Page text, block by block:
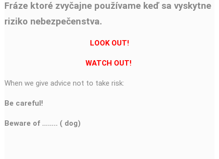
Fráze ktoré zvyčajne používame keď sa vyskytne
riziko nebezpečenstva.
LOOK OUT!
WATCH OUT!
When we give advice not to take risk:
Be careful!
Beware of …….. ( dog)